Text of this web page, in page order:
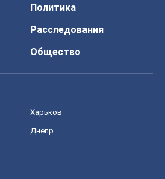
Политика
Расследования
Общество
Харьков
Днепр